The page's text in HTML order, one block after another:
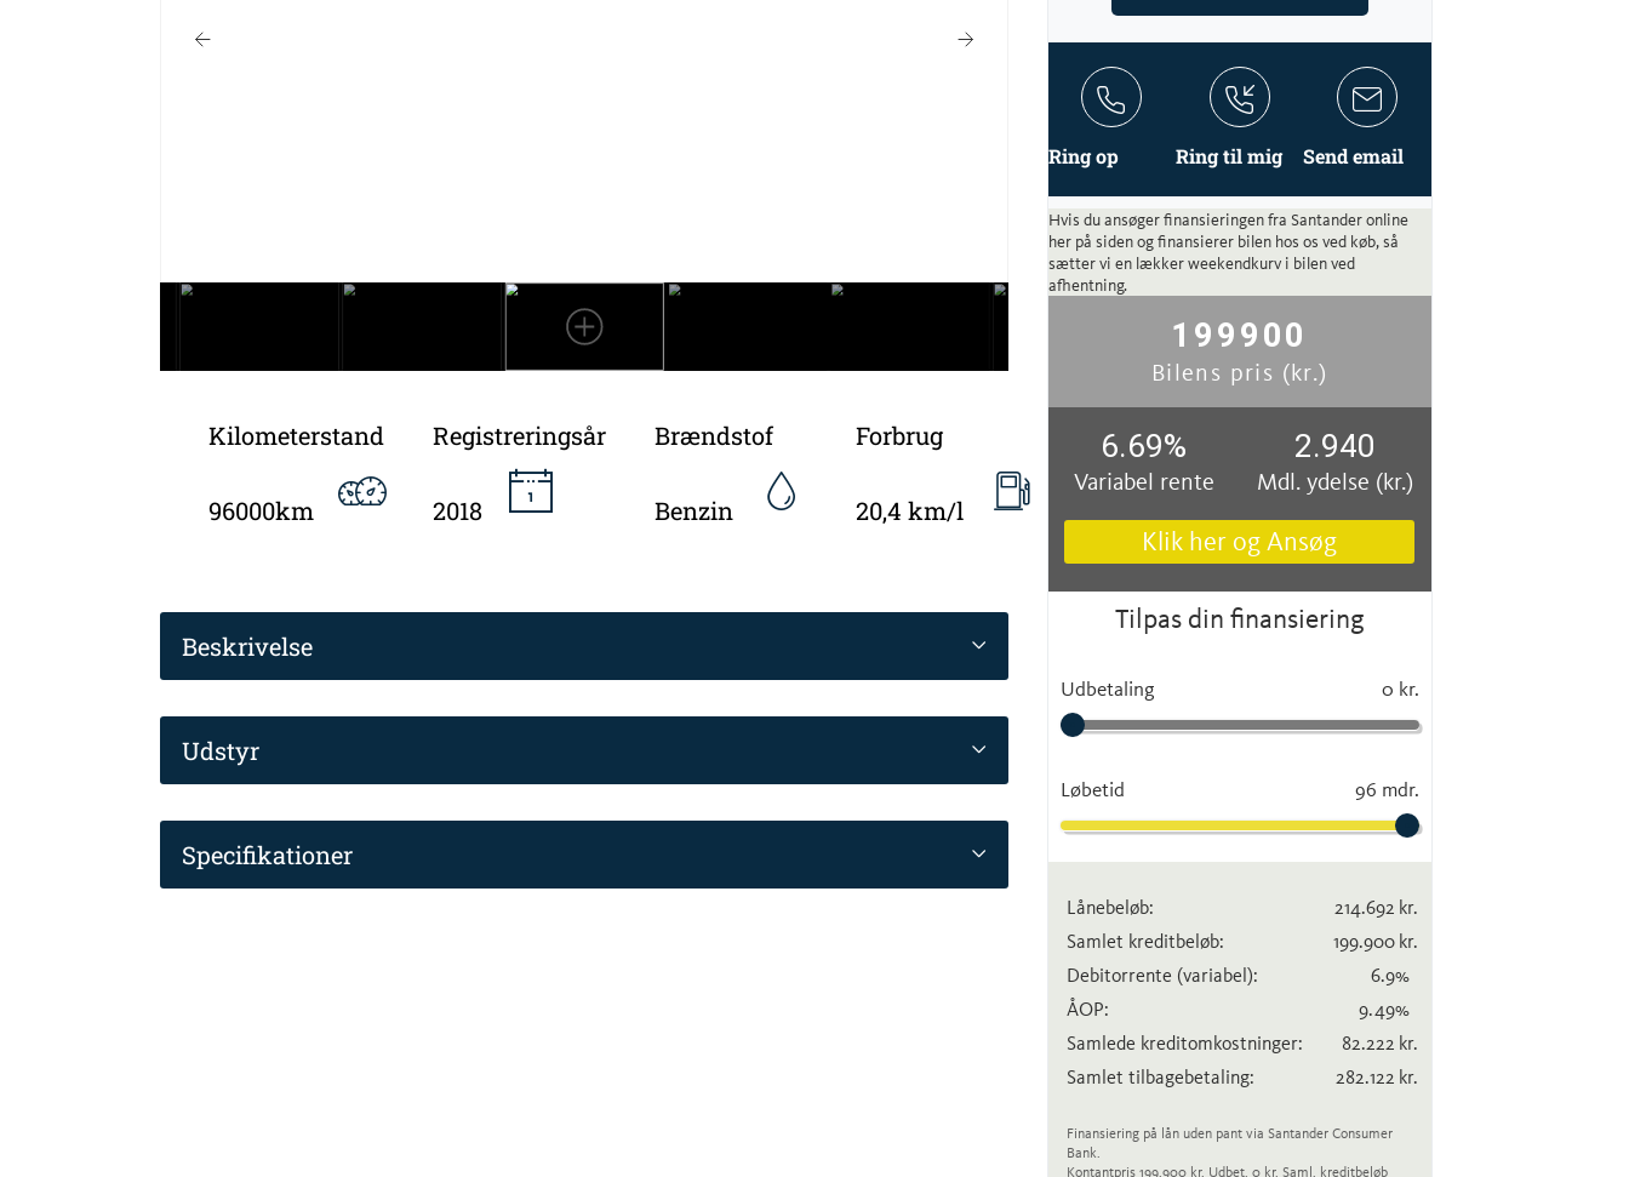
Kilometerstand
96000km
Registreringsår
2018
Brændstof
Benzin
Forbrug
20,4 km/l
Beskrivelse
Udstyr
Specifikationer
Ring op Ring til mig Send email
Hvis du ansøger finansieringen fra Santander online
her på siden og finansierer bilen hos os ved køb, så
sætter vi en lækker weekendkurv i bilen ved
afhentning.
199900
Bilens pris (kr.)
6.69%
Variabel rente
2.940
Mdl. ydelse (kr.)
Klik her og Ansøg
Tilpas din finansiering
Udbetaling 0 kr.
Løbetid 96 mdr.
Lånebeløb: 214.692 kr.
Samlet kreditbeløb:
199.900 kr.
Debitorrente (variabel): 6.9%
ÅOP:
9.49%
Samlede kreditomkostninger:
82.222 kr.
Samlet tilbagebetaling:
282.122 kr.
Finansiering på lån uden pant via Santander Consumer
Bank.
Kontantpris 199.900 kr. Udbet. 0 kr. Saml. kreditbeløb